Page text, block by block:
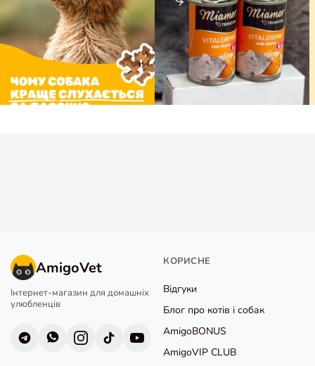
AmigoVet
Інтернет-магазин для домашніх
улюбленців
КОРИСНЕ
Відгуки
Блог про котів і собак
AmigoBONUS
AmigoVIP CLUB